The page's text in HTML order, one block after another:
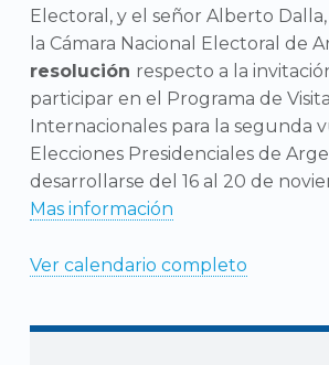
Electoral, y el señor Alberto
la Cámara Nacional Electoral de
resolución respecto a la
participar en el Programa de
Internacionales para la segunda
Elecciones Presidenciales de
desarrollarse del 16 al 20 de
Mas información
Ver calendario completo